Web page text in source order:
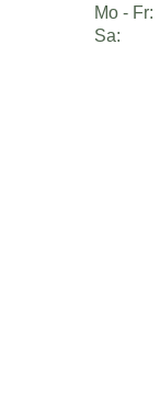
Mo - Fr:
Sa: